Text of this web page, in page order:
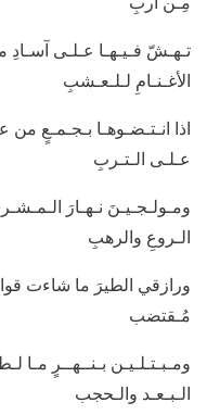
تـهـشّ فـيـهـا عـلـى
الأغـنـامِ لـلـعـشبِ
اذا انـتـضـوهـا بـجـمـعٍ
عـلـى الـتـربِ
ومـولـجـيـنَ نـهـارَ
الـروعِ والرهبِ
ورازقي الطيرَ ما شاءت
مُـقتضب
ومـبـتـلـيـن بـنــهــرٍ
الـبـعـد والـحجب